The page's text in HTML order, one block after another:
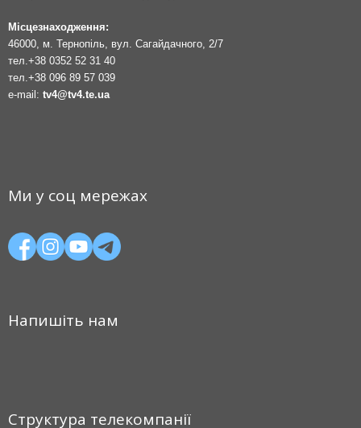
Місцезнаходження:
46000, м. Тернопіль, вул. Сагайдачного, 2/7
тел. +38 0352 52 31 40
тел. +38 096 89 57 039
e-mail: tv4@tv4.te.ua
Ми у соц мережах
Напишіть нам
Структура телекомпанії